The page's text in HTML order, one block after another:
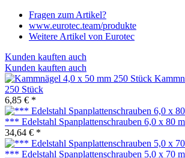
Fragen zum Artikel?
www.eurotec.team/produkte
Weitere Artikel von Eurotec
Kunden kauften auch
Kunden kauften auch
250 Stück
6,85 € *
*** Edelstahl Spanplattenschrauben 6,0 x 80
34,64 € *
*** Edelstahl Spanplattenschrauben 5,0 x 70